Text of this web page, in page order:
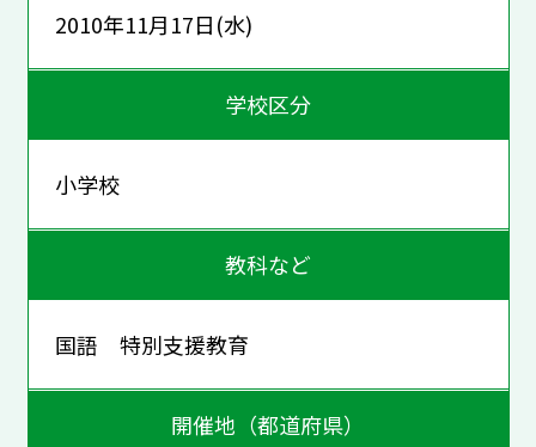
2010年11月17日(水)
学校区分
小学校
教科など
国語 特別支援教育
開催地（都道府県）